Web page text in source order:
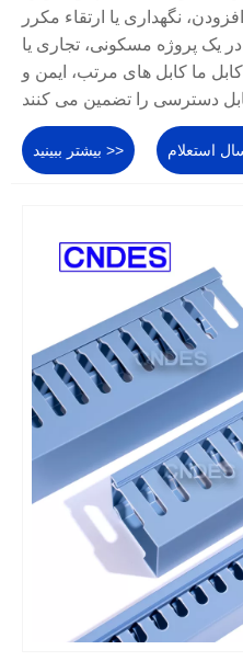
نگهداری یا ارتقاء مکرر
یک پروژه مسکونی، تجاری یا
ما کابل های مرتب، ایمن و
بیشتر ببینید >>